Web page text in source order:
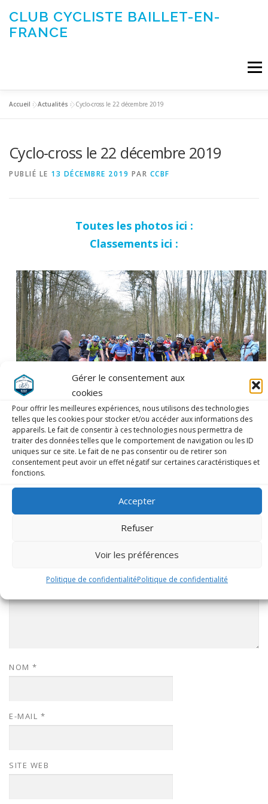
Gérer le consentement aux
cookies
Pour offrir les meilleures expériences, nous utilisons des technologies
telles que les cookies pour stocker et/ou accéder aux informations des
appareils. Le fait de consentir à ces technologies nous permettra de
traiter des données telles que le comportement de navigation ou les ID
uniques sur ce site. Le fait de ne pas consentir ou de retirer son
consentement peut avoir un effet négatif sur certaines caractéristiques et
fonctions.
Accepter
Refuser
Voir les préférences
Politique de confidentialitéPolitique de confidentialité
contenu
CLUB CYCLISTE BAILLET-EN-
FRANCE
Menu
SORTIES CLUB CONTACTEZ-NOUS
Accueil »Actualités »Cyclo-cross le 22 décembre 2019
Cyclo-cross le 22 décembre 2019
PUBLIÉ LE 13 DÉCEMBRE 2019 PAR CCBF
Toutes les photos ici :
Classements ici :
LAISSER UN COMMENTAIRE
NOM *
E-MAIL *
SITE WEB